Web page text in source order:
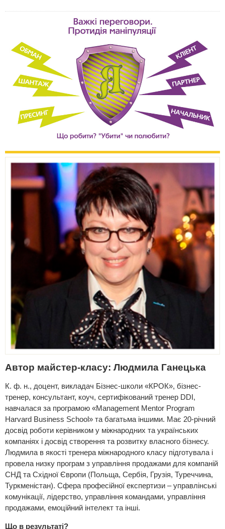
Автор майстер-класу: Людмила Ганецька
К. ф. н., доцент, викладач Бізнес-школи «КРОК», бізнес-
тренер, консультант, коуч, сертифікований тренер DDI,
навчалася за програмою «Management Mentor Program
Harvard Business School» та багатьма іншими. Має 20-річний
досвід роботи керівником у міжнародних та українських
компаніях і досвід створення та розвитку власного бізнесу.
Людмила в якості тренера міжнародного класу підготувала і
провела низку програм з управління продажами для компаній
СНД та Східної Європи (Польща, Сербія, Грузія, Туреччина,
Туркменістан). Сфера професійної експертизи – управлінські
комунікації, лідерство, управління командами, управління
продажами, емоційний інтелект та інші.
Що в результаті?